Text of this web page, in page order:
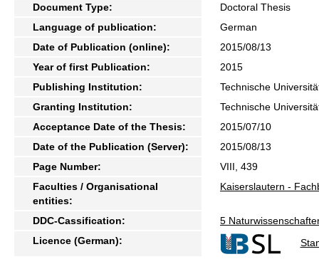
Document Type:
Doctoral Thesis
Language of publication:
German
Date of Publication (online):
2015/08/13
Year of first Publication:
2015
Publishing Institution:
Technische
Granting Institution:
Technische
Acceptance Date of the Thesis:
2015/07/10
Date of the Publication (Server):
2015/08/13
Page Number:
VIII, 439
Faculties / Organisational
entities:
Kaiserslautern -
DDC-Cassification:
5
Licence (German):